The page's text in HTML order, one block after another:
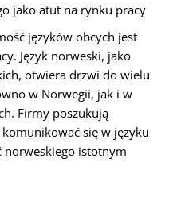
jako atut na rynku pracy
języków obcych jest
Język norweski, jako
otwiera drzwi do wielu
w Norwegii, jak i w
Firmy poszukują
się w języku
norweskiego istotnym